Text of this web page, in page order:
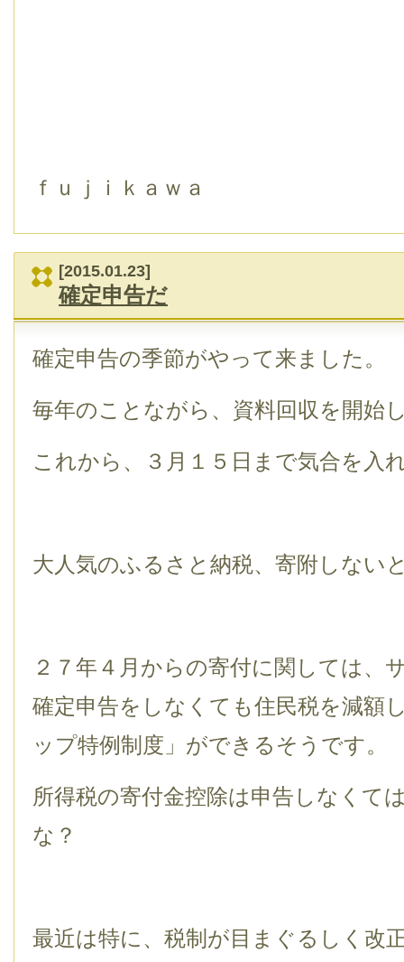
ｆｕｊｉｋａｗａ
[2015.01.23]
確定申告だ
確定申告の季節がやって来ました。
毎年のことながら、資料回収を開始
これから、３月１５日まで気合を入
大人気のふるさと納税、寄附しない
２７年４月からの寄付に関しては、
確定申告をしなくても住民税を減額
ップ特例制度」ができるそうです。
所得税の寄付金控除は申告しなくて
な？
最近は特に、税制が目まぐるしく改